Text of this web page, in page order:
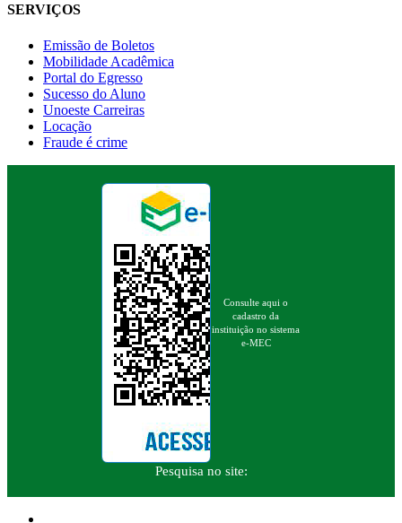
SERVIÇOS
Emissão de Boletos
Mobilidade Acadêmica
Portal do Egresso
Sucesso do Aluno
Unoeste Carreiras
Locação
Fraude é crime
Consulte aqui o
cadastro da
instituição no sistema
e-MEC
Pesquisa no site: